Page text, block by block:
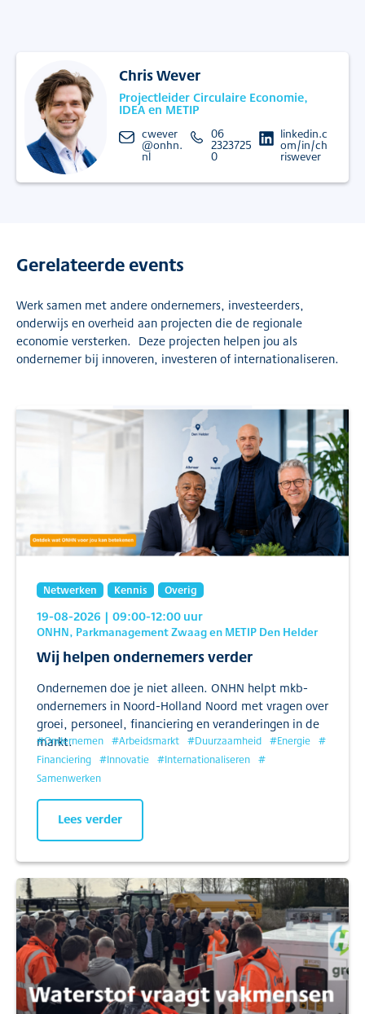
Chris Wever
Projectleider Circulaire Economie,
IDEA en METIP
cwever
@onhn.
nl
06
2323725
0
linkedin.c
om/in/ch
riswever
Gerelateerde events
Werk samen met andere ondernemers, investeerders,
onderwijs en overheid aan projecten die de regionale
economie versterken. Deze projecten helpen jou als
ondernemer bij innoveren, investeren of internationaliseren.
Netwerken Kennis Overig
19-08-2026 | 09:00-12:00uur
ONHN, Parkmanagement Zwaag en METIP Den Helder
Wij helpen ondernemers verder
Ondernemen doe je niet alleen. ONHN helpt mkb-
ondernemers in Noord-Holland Noord met vragen over
groei, personeel, financiering en veranderingen in de
markt.
#Ondernemen #Arbeidsmarkt #Duurzaamheid #Energie #
Financiering #Innovatie #Internationaliseren #
Samenwerken
Lees verder